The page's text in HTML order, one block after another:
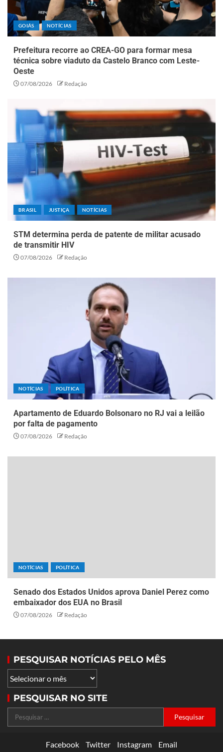
GOIÁS NOTÍCIAS
Prefeitura recorre ao CREA-GO para formar mesa
técnica sobre viaduto da Castelo Branco com Leste-
Oeste
07/08/2026 Redação
BRASIL JUSTIÇA NOTÍCIAS
STM determina perda de patente de militar acusado
de transmitir HIV
07/08/2026 Redação
NOTÍCIAS POLÍTICA
Apartamento de Eduardo Bolsonaro no RJ vai a leilão
por falta de pagamento
07/08/2026 Redação
NOTÍCIAS POLÍTICA
Senado dos Estados Unidos aprova Daniel Perez como
embaixador dos EUA no Brasil
07/08/2026 Redação
PESQUISAR NOTÍCIAS PELO MÊS
PESQUISAR NO SITE
Facebook Twitter Instagram Email